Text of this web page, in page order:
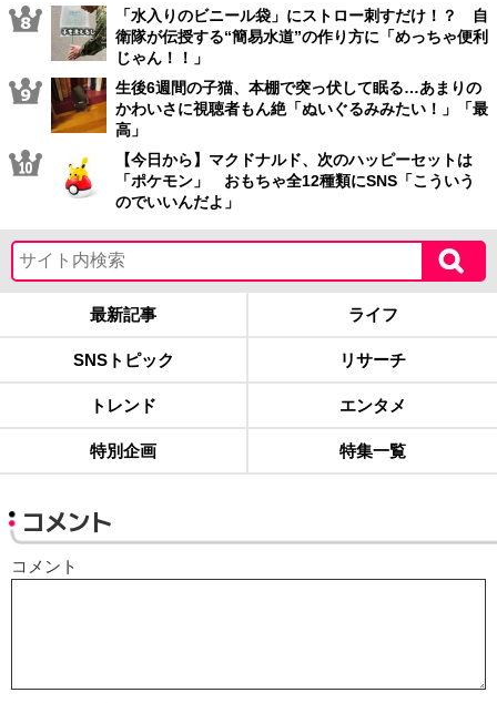
「水入りのビニール袋」にストロー刺すだけ！？ 自
衛隊が伝授する“簡易水道”の作り方に「めっちゃ便利
じゃん！！」
生後6週間の子猫、本棚で突っ伏して眠る…あまりの
かわいさに視聴者もん絶「ぬいぐるみみたい！」「最
高」
【今日から】マクドナルド、次のハッピーセットは
「ポケモン」 おもちゃ全12種類にSNS「こういう
のでいいんだよ」
最新記事 ライフ
SNSトピック リサーチ
トレンド エンタメ
特別企画 特集一覧
コメント
コメント